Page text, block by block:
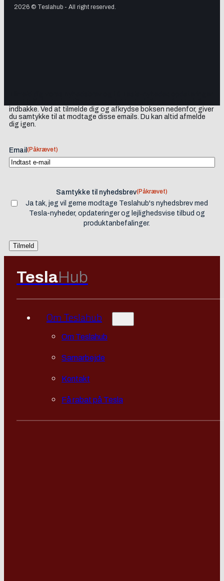
2026 © Teslahub - All right reserved.
indbakke. Ved at tilmelde dig og afkrydse boksen nedenfor, giver
du samtykke til at modtage disse emails. Du kan altid afmelde
dig igen.
Email (Påkrævet)
Samtykke til nyhedsbrev(Påkrævet)
Ja tak, jeg vil gerne modtage Teslahub's nyhedsbrev med
Tesla-nyheder, opdateringer og lejlighedsvise tilbud og
produktanbefalinger.
TeslaHub
Om Teslahub
Om Teslahub
Samarbejde
Kontakt
Få rabat på Tesla